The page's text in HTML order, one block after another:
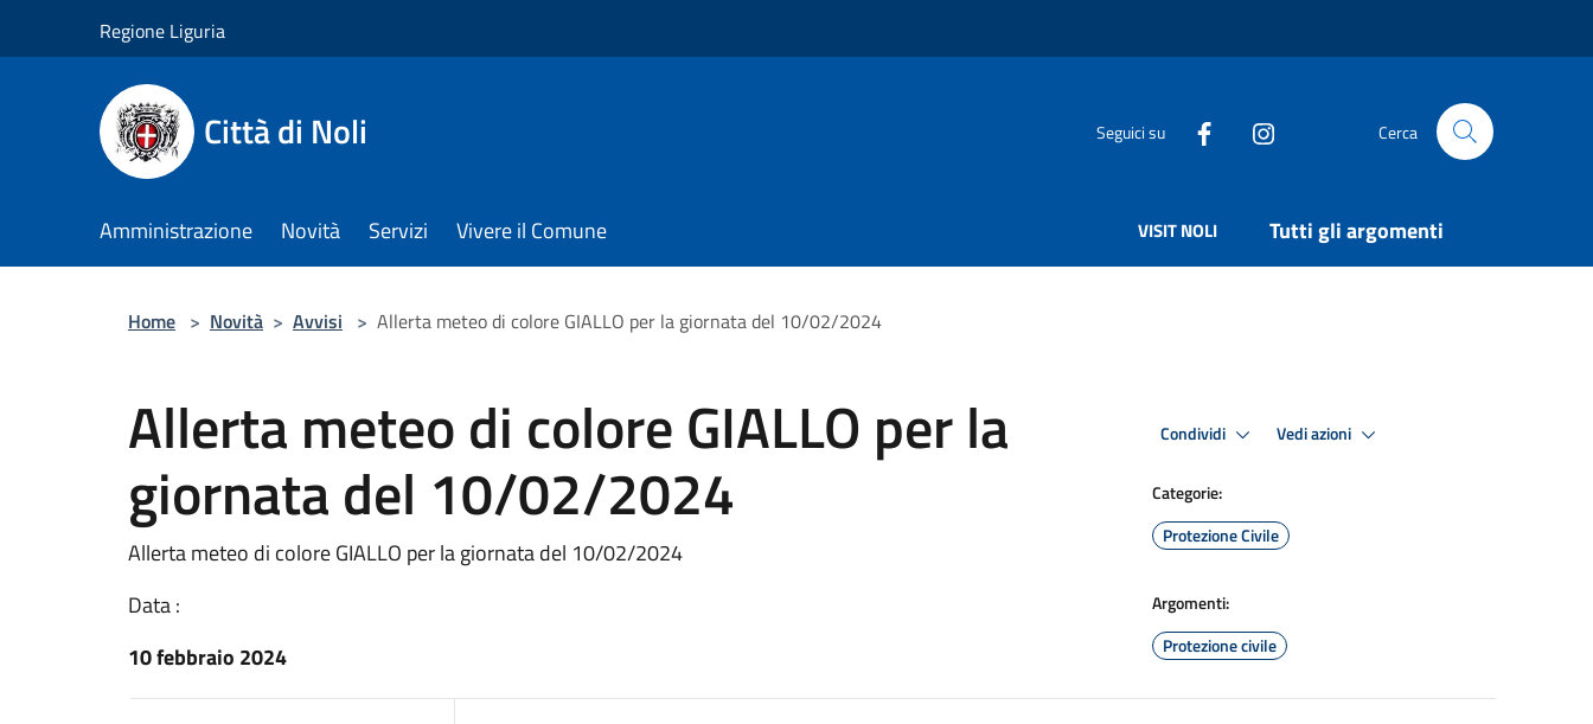
Regione Liguria
Città di Noli Seguici su Cerca
Amministrazione Novità Servizi Vivere il Comune VISIT NOLI Tutti gli argomenti
Home > Novità > Avvisi > Allerta meteo di colore GIALLO per la giornata del 10/02/2024
Allerta meteo di colore GIALLO per la
giornata del 10/02/2024
Allerta meteo di colore GIALLO per la giornata del 10/02/2024
Data :
10 febbraio 2024
Condividi Vedi azioni
Categorie:
Protezione Civile
Argomenti:
Protezione civile